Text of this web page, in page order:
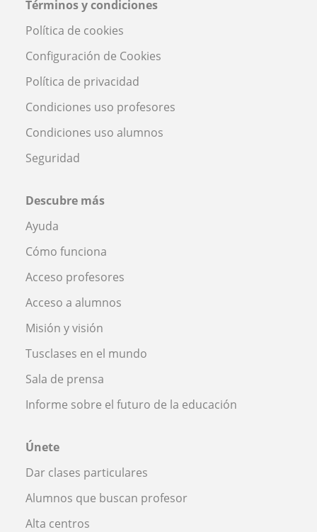
Términos y condiciones
Política de cookies
Configuración de Cookies
Política de privacidad
Condiciones uso profesores
Condiciones uso alumnos
Seguridad
Descubre más
Ayuda
Cómo funciona
Acceso profesores
Acceso a alumnos
Misión y visión
Tusclases en el mundo
Sala de prensa
Informe sobre el futuro de la educación
Únete
Dar clases particulares
Alumnos que buscan profesor
Alta centros